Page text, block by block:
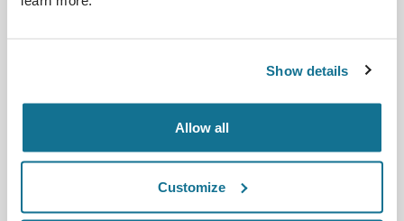
Show details
Allow all
Customize
Weiterlesen
07.04.2010